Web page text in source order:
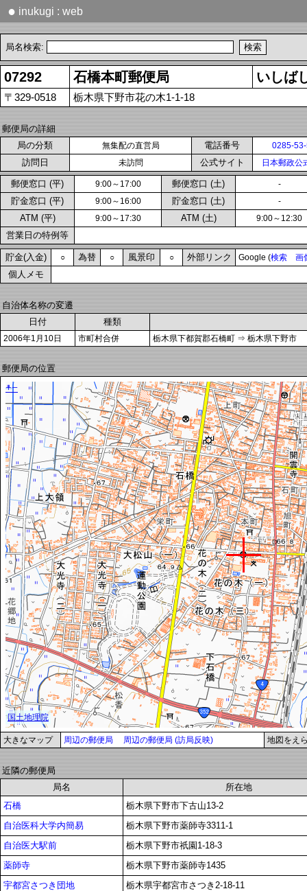
● inukugi : web
局名検索:
07292 石橋本町郵便局 いしば
〒329-0518 栃木県下野市花の木1-1-18
郵便局の詳細
局の分類
無集配の直営局 電話番号 0285-
訪問日 未訪問 公式サイト 日本郵政公
郵便窓口 (平) 9:00～17:00 郵便窓口 (土) -
貯金窓口 (平) 9:00～16:00 貯金窓口 (土) -
ATM (平) 9:00～17:30 ATM (土) 9:00～12:30
営業日の特例等
貯金(入金) ○ 為替 ○ 風景印 ○ 外部リンク Google (検索 画
個人メモ
自治体名称の変遷
日付
種類
2006年1月10日 市町村合併 栃木県下都賀郡石橋町 ⇒ 栃木県下野市
郵便局の位置
大きなマップ 周辺の郵便局 周辺の郵便局 (訪局反映) 地図をえ
近隣の郵便局
局名
所在地
石橋
栃木県下野市下古山13-2
自治医科大学内簡易
栃木県下野市薬師寺3311-1
自治医大駅前
栃木県下野市祇園1-18-3
薬師寺
栃木県下野市薬師寺1435
宇都宮さつき団地
栃木県宇都宮市さつき2-18-11